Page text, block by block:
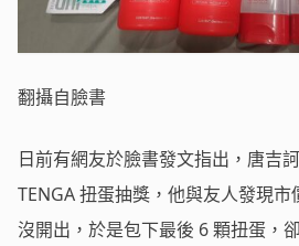
翻攝自臉書
日前有網友於臉書發文指出，唐吉
TENGA 扭蛋抽獎，他與友人發現
沒開出，於是包下最後 6 顆扭蛋，